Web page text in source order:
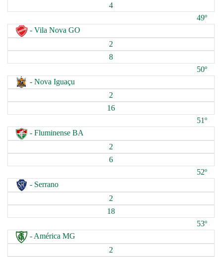
4
49º
- Vila Nova GO
2
8
50º
- Nova Iguaçu
2
16
51º
- Fluminense BA
2
6
52º
- Serrano
2
18
53º
- América MG
2